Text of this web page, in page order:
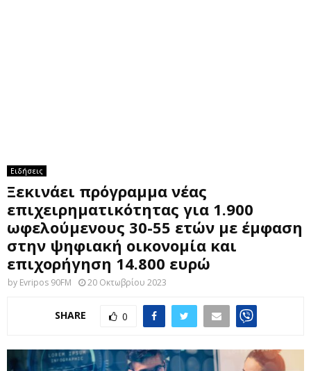
Ειδήσεις
Ξεκινάει πρόγραμμα νέας
επιχειρηματικότητας για 1.900
ωφελούμενους 30-55 ετών με έμφαση
στην ψηφιακή οικονομία και
επιχορήγηση 14.800 ευρώ
by Evripos 90FM 20 Οκτωβρίου 2023
SHARE 0